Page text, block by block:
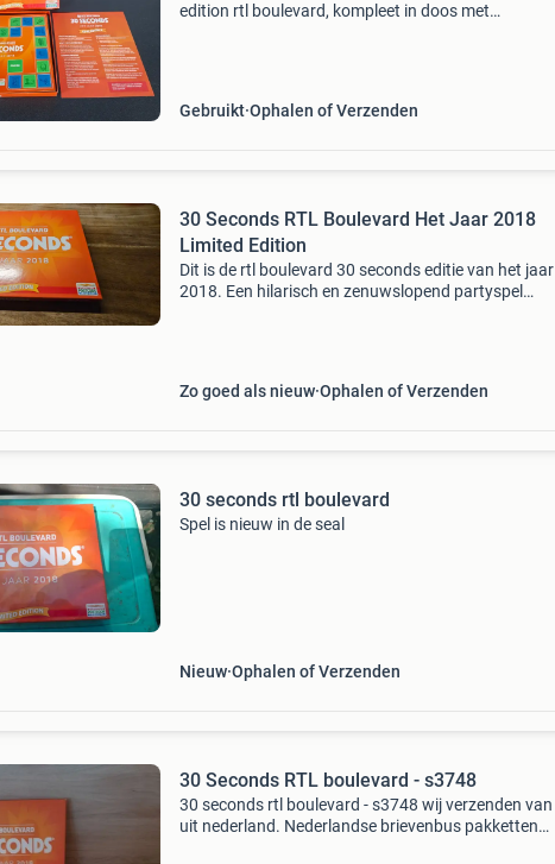
edition rtl boulevard, kompleet in doos met
Gebruikt Ophalen of Verzenden
30 Seconds RTL Boulevard Het Jaar 2018
Limited Edition
Dit is de rtl boulevard 30 seconds editie van het jaar
2018. Een hilarisch en zenuwslopend partyspel
Zo goed als nieuw Ophalen of Verzenden
30 seconds rtl boulevard
Spel is nieuw in de seal
Nieuw Ophalen of Verzenden
30 Seconds RTL boulevard - s3748
30 seconds rtl boulevard - s3748 wij verzenden van
uit nederland. Nederlandse brievenbus pakketten